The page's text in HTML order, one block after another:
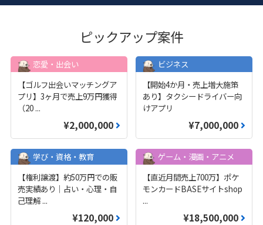
ピックアップ案件
恋愛・出会い
【ゴルフ出会いマッチングア
プリ】3ヶ月で売上9万円獲得
（20 ...
¥2,000,000
ビジネス
【開始4か月・売上増大施策
あり】タクシードライバー向
けアプリ
¥7,000,000
学び・資格・教育
【権利譲渡】約50万円での販
売実績あり｜占い・心理・自
己理解...
¥120,000
ゲーム・漫画・アニメ
【直近月間売上700万】ポケ
モンカードBASEサイトshop
...
¥18,500,000